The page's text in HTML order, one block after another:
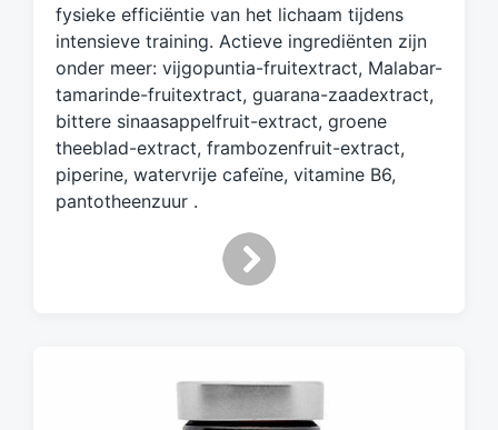
fysieke efficiëntie van het lichaam tijdens
intensieve training. Actieve ingrediënten zijn
onder meer: vijgopuntia-fruitextract, Malabar-
tamarinde-fruitextract, guarana-zaadextract,
bittere sinaasappelfruit-extract, groene
theeblad-extract, frambozenfruit-extract,
piperine, watervrije cafeïne, vitamine B6,
pantotheenzuur .